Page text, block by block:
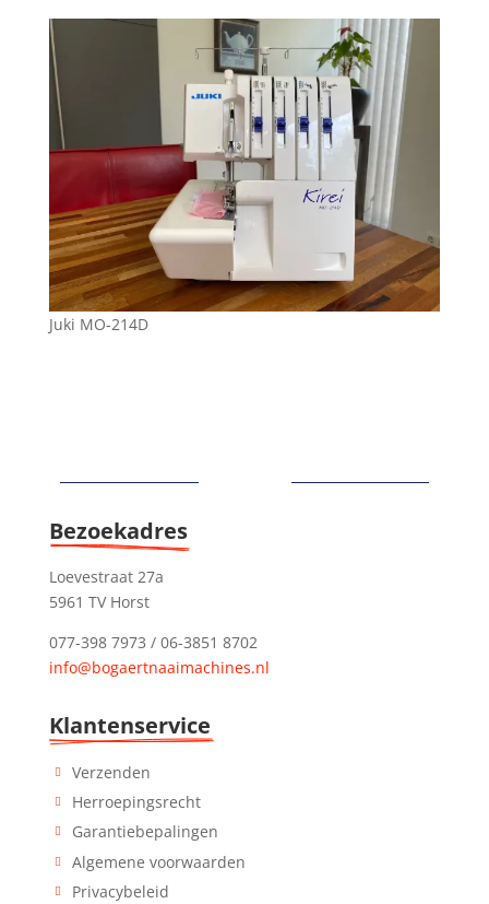
Juki MO-214D
Bezoekadres
Loevestraat 27a
5961 TV Horst
077-398 7973 / 06-3851 8702
info@bogaertnaaimachines.nl
Klantenservice
Verzenden
Herroepingsrecht
Garantiebepalingen
Algemene voorwaarden
Privacybeleid